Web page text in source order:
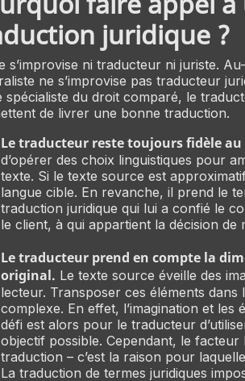
juridique ?
s’improvise ni traducteur ni juriste.
ne s’improvise pas traducteur
spécialiste du droit comparé, le
de livrer une bonne traduction.
Le traducteur reste toujours fidèle au
d’opérer des choix linguistiques pour
texte. Si le texte source est
langue cible. En revanche, il prend le
traduction juridique qui lui a confié le
le client, à qui appartient la décision
Le traducteur prend en compte la
original. Le texte source éveille des
lecteur. Transposer ces éléments dans
complexe. En effet, l’imagination et les
défi est alors pour le traducteur
objectif possible. Cependant, le
traduction – c’est la raison pour
La traduction de termes juridiques